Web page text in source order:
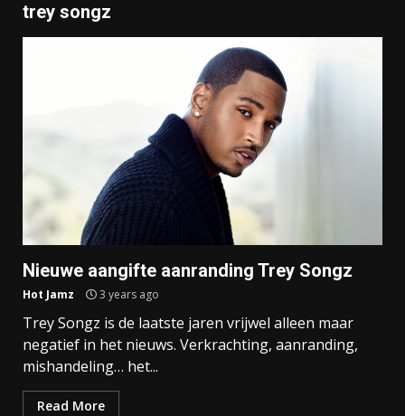
trey songz
Nieuwe aangifte aanranding Trey Songz
Hot Jamz 3 years ago
Trey Songz is de laatste jaren vrijwel alleen maar
negatief in het nieuws. Verkrachting, aanranding,
mishandeling… het...
Read More